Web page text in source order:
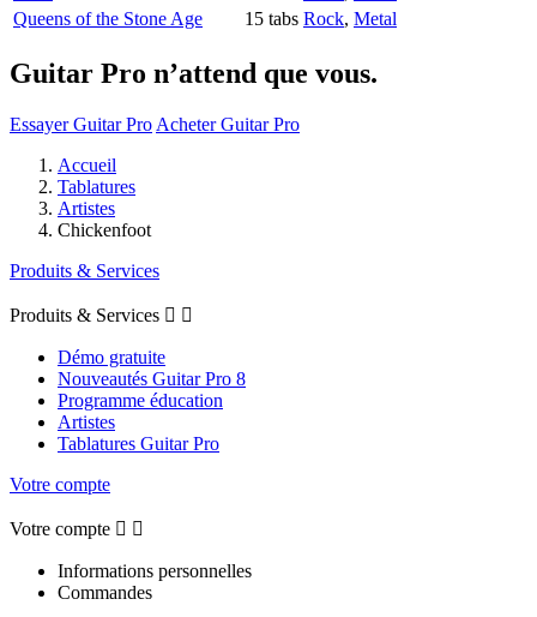
Queens of the Stone Age
15 tabs Rock, Metal
Guitar Pro n’attend que vous.
Essayer Guitar Pro Acheter Guitar Pro
Accueil
Tablatures
Artistes
Chickenfoot
Produits & Services
Produits & Services  
Démo gratuite
Nouveautés Guitar Pro 8
Programme éducation
Artistes
Tablatures Guitar Pro
Votre compte
Votre compte  
Informations personnelles
Commandes